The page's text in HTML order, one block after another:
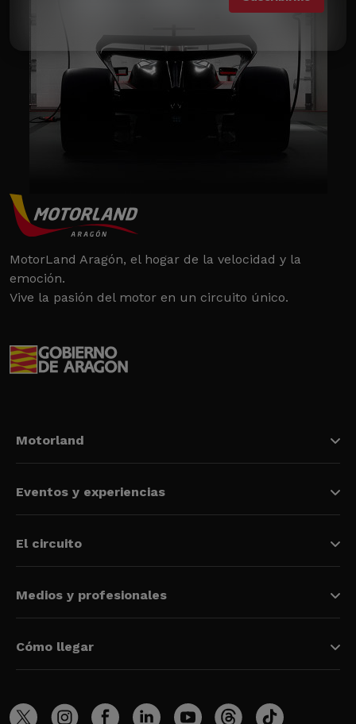
MotorLand Aragón, el hogar de la velocidad y la
emoción.
Vive la pasión del motor en un circuito único.
Motorland
Eventos y experiencias
El circuito
Medios y profesionales
Cómo llegar